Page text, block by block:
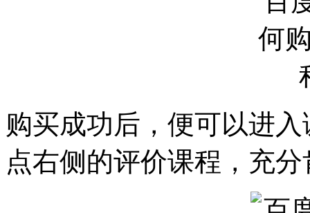
购买成功后，便可以进
点右侧的评价课程，充